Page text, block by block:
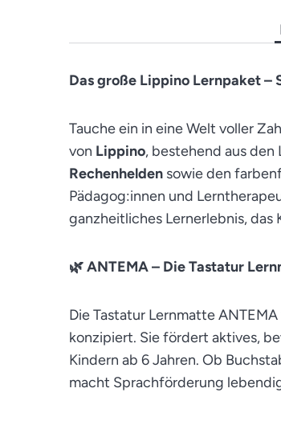
Das große Lippino Lernpaket –
Tauche ein in eine Welt voller
von Lippino, bestehend aus den
Rechenhelden sowie den
Pädagog:innen und
ganzheitliches Lernerlebnis,
🌿 ANTEMA – Die Tastatur
Die Tastatur Lernmatte
konzipiert. Sie fördert aktives,
Kindern ab 6 Jahren. Ob
macht Sprachförderung